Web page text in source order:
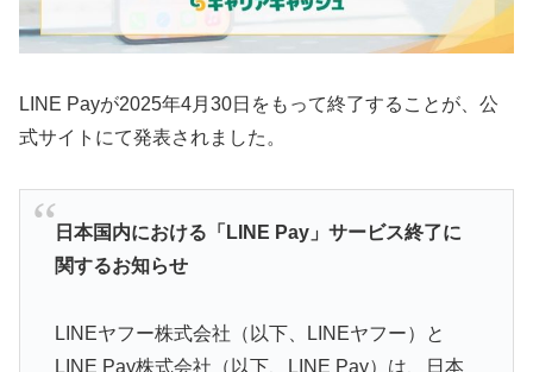
LINE Payが2025年4月30日をもって終了することが、公
式サイトにて発表されました。
日本国内における「LINE Pay」サービス終了に
関するお知らせ
LINEヤフー株式会社（以下、LINEヤフー）と
LINE Pay株式会社（以下、LINE Pay）は、日本